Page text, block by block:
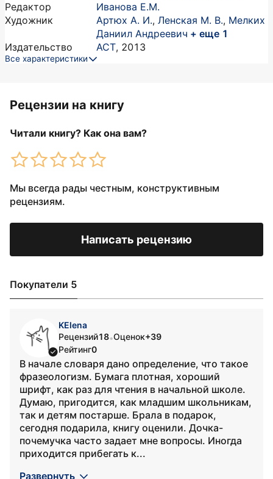
Редактор
Иванова Е.М.
Художник
Артюх А. И., Ленская М. В., Мелких
Даниил Андреевич + еще 1
Издательство
АСТ, 2013
Все характеристики
Рецензии на книгу
Читали книгу? Как она вам?
Мы всегда рады честным, конструктивным
рецензиям.
Написать рецензию
Покупатели 5
KElena
Рецензий18•Оценок+39
Рейтинг0
В начале словаря дано определение, что такое
фразеологизм. Бумага плотная, хороший
шрифт, как раз для чтения в начальной школе.
Думаю, пригодится, как младшим школьникам,
так и детям постарше. Брала в подарок,
сегодня подарила, книгу оценили. Дочка-
почемучка часто задает мне вопросы. Иногда
приходится прибегать к...
Развернуть